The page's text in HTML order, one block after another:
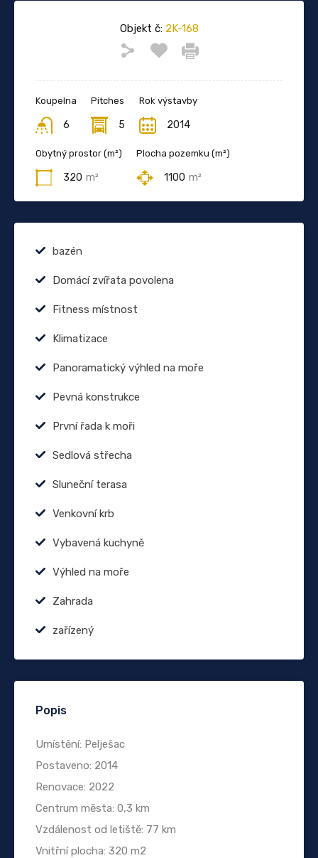
Objekt č:2K-168
Koupelna
6
Pitches
5
Rok výstavby
2014
Obytný prostor (m²)
320 m²
Plocha pozemku (m²)
1100 m²
bazén
Domácí zvířata povolena
Fitness místnost
Klimatizace
Panoramatický výhled na moře
Pevná konstrukce
První řada k moři
Sedlová střecha
Sluneční terasa
Venkovní krb
Vybavená kuchyně
Výhled na moře
Zahrada
zařízený
Popis
Umístění: Pelješac
Postaveno: 2014
Renovace: 2022
Centrum města: 0,3 km
Vzdálenost od letiště: 77 km
Vnitřní plocha: 320 m2